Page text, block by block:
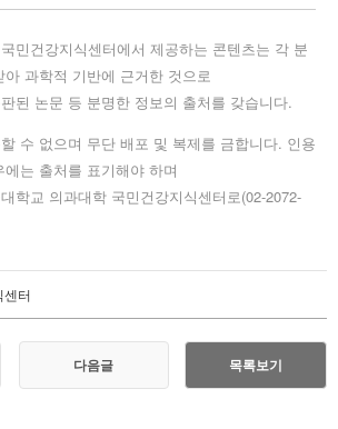
민건강지식센터에서 제공하는 콘텐츠는 각 분
과학적 기반에 근거한 것으로
된 논문 등 분명한 정보의 출처를 갖습니다.
수 없으며 무단 배포 및 복제를 금합니다. 인용
는 출처를 표기해야 하며
학교 의과대학 국민건강지식센터로(02-2072-
센터
다음글 목록보기